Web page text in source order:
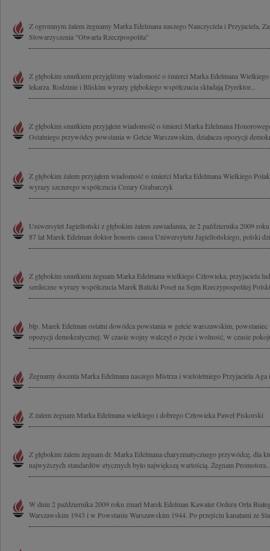
Z ogromnym żalem żegnamy Marka Edelmana naszego Nauczyciela i Przyjaciela,
Stowarzyszenia "Otwarta Rzeczpospolita"
Z głębokim smutkiem przyjęliśmy wiadomość o śmierci Marka Edelmana
lekarza. Rodzinie i Bliskim wyrazy głębokiego współczucia składają Dyrektor...
Z głębokim smutkiem przyjąłem wiadomość o śmierci Marka Edelmana
Ostatniego przywódcy powstania w Getcie Warszawskim, działacza opozycji
Z głębokim żalem przyjąłem wiadomość o śmierci Marka Edelmana Wielkiego
wyrazy szczerego współczucia Cezary Grabarczyk
Uniwersytet Jagielloński z głębokim żalem zawiadamia, że 2 października 2009
87 lat Marek Edelman doktor honoris causa Uniwersytetu Jagiellońskiego, polski
Z głębokim smutkiem żegnam Marka Edelmana wielkiego Człowieka, przyjaciela
serdeczne wyrazy współczucia Marek Balicki Poseł na Sejm Rzeczypospolitej
błp. Marek Edelman ostatni dowódca powstania w getcie warszawskim, powstaniec
opozycji demokratycznej. W czasie wojny walczył o życie i wolność, w czasie
Żegnamy docenta Marka Edelmana naszego Mistrza i wieloletniego Przyjaciela Aga
Z żalem żegnam Marka Edelmana wielkiego i dobrego Człowieka Paweł Piskorski
Z głębokim żalem żegnam dr. Marka Edelmana charyzmatycznego przywódcę, dla
najwyższych standardów etycznych było największą wartością. Żegnam
W dniu 2 października 2009 roku zmarł Marek Edelman Kawaler Orderu Orła
Warszawskim 1943 i w Powstaniu Warszawskim 1944. Po przejściu kanałami ze